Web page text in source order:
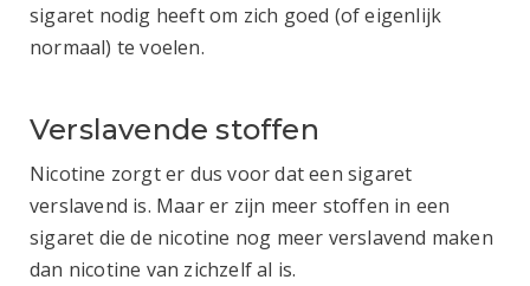
sigaret nodig heeft om zich goed (of eigenlijk
normaal) te voelen.
Verslavende stoffen
Nicotine zorgt er dus voor dat een sigaret
verslavend is. Maar er zijn meer stoffen in een
sigaret die de nicotine nog meer verslavend maken
dan nicotine van zichzelf al is.